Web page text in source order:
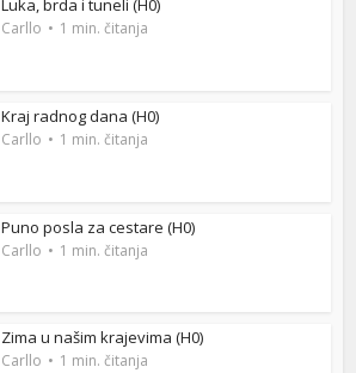
Luka, brda i tuneli (H0)
Carllo 1 min. čitanja
Kraj radnog dana (H0)
Carllo 1 min. čitanja
Puno posla za cestare (H0)
Carllo 1 min. čitanja
Zima u našim krajevima (H0)
Carllo 1 min. čitanja